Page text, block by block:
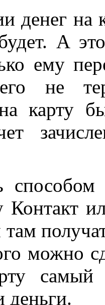
денег на
А
ему
не
карту
Контакт
можно
деньги.